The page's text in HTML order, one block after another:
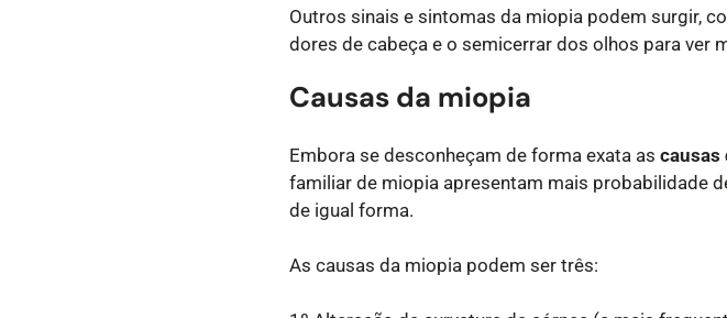
Outros sinais e sintomas da miopia podem surgir,
dores de cabeça e o semicerrar dos olhos para ver
Causas da miopia
Embora se desconheçam de forma exata as causas
familiar de miopia apresentam mais probabilidade
de igual forma.
As causas da miopia podem ser três: